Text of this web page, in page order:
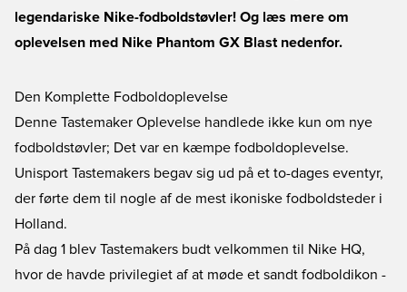
legendariske Nike-fodboldstøvler! Og læs mere om
oplevelsen med Nike Phantom GX Blast nedenfor.
Den Komplette Fodboldoplevelse
Denne Tastemaker Oplevelse handlede ikke kun om nye
fodboldstøvler; Det var en kæmpe fodboldoplevelse.
Unisport Tastemakers begav sig ud på et to-dages eventyr,
der førte dem til nogle af de mest ikoniske fodboldsteder i
Holland.
På dag 1 blev Tastemakers budt velkommen til Nike HQ,
hvor de havde privilegiet af at møde et sandt fodboldikon -